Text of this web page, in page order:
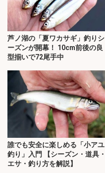
芦ノ湖の「夏ワカサギ」釣りシ
ーズンが開幕！ 10cm前後の良
型揃いで72尾手中
誰でも安全に楽しめる「小アユ
釣り」入門 【シーズン・道具・
エサ・釣り方を解説】